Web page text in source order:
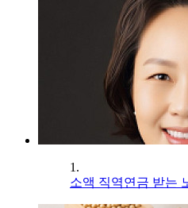
1.
소액 직역연금 받는